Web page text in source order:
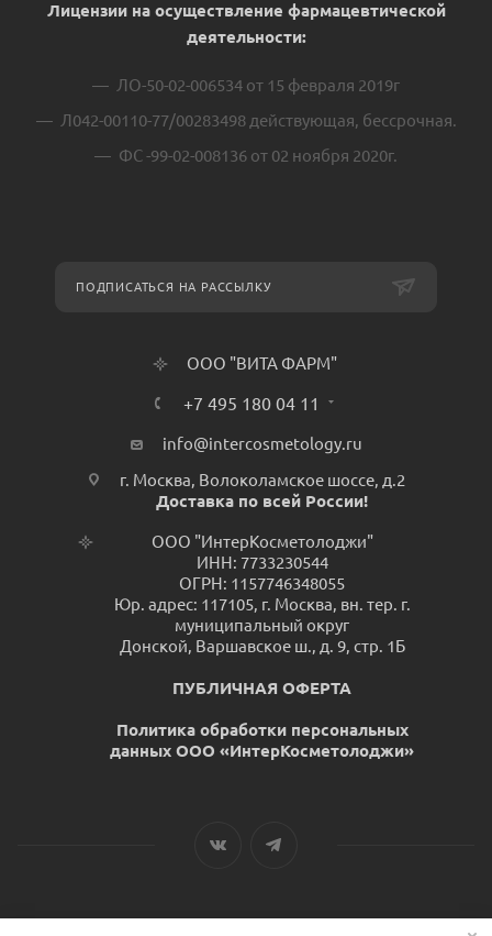
Лицензии на осуществление фармацевтической
деятельности:
ЛО-50-02-006534 от 15 февраля 2019г
Л042-00110-77/00283498 действующая, бессрочная.
ФС -99-02-008136 от 02 ноября 2020г.
ПОДПИСАТЬСЯ НА РАССЫЛКУ
ООО "ВИТА ФАРМ"
+7 495 180 04 11
info@intercosmetology.ru
г. Москва, Волоколамское шоссе, д.2
Доставка по всей России!
ООО "ИнтерКосметолоджи"
ИНН: 7733230544
ОГРН: 1157746348055
Юр. адрес: 117105, г. Москва, вн. тер. г.
муниципальный округ
Донской, Варшавское ш., д. 9, стр. 1Б
ПУБЛИЧНАЯ ОФЕРТА
Политика обработки персональных
данных ООО «ИнтерКосметолоджи»